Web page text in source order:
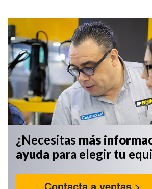
¿Necesitas más
ayuda para elegir tu